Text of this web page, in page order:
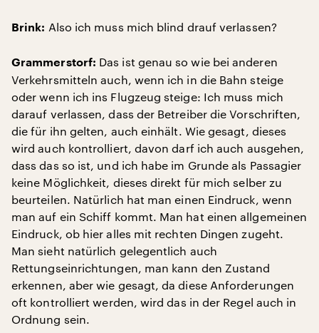
Brink: Also ich muss mich blind drauf verlassen?
Grammerstorf: Das ist genau so wie bei anderen
Verkehrsmitteln auch, wenn ich in die Bahn steige
oder wenn ich ins Flugzeug steige: Ich muss mich
darauf verlassen, dass der Betreiber die Vorschriften,
die für ihn gelten, auch einhält. Wie gesagt, dieses
wird auch kontrolliert, davon darf ich auch ausgehen,
dass das so ist, und ich habe im Grunde als Passagier
keine Möglichkeit, dieses direkt für mich selber zu
beurteilen. Natürlich hat man einen Eindruck, wenn
man auf ein Schiff kommt. Man hat einen allgemeinen
Eindruck, ob hier alles mit rechten Dingen zugeht.
Man sieht natürlich gelegentlich auch
Rettungseinrichtungen, man kann den Zustand
erkennen, aber wie gesagt, da diese Anforderungen
oft kontrolliert werden, wird das in der Regel auch in
Ordnung sein.